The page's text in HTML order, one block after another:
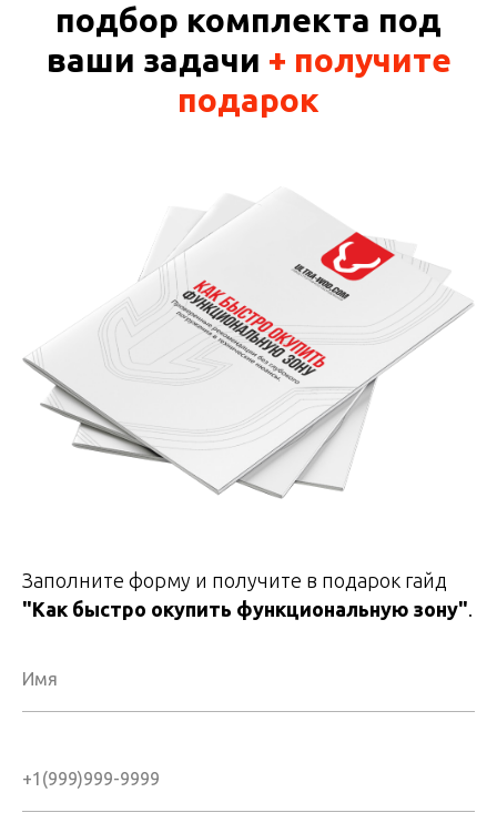
подбор комплекта под
ваши задачи + получите
подарок
Заполните форму и получите в подарок гайд
"Как быстро окупить функциональную зону".